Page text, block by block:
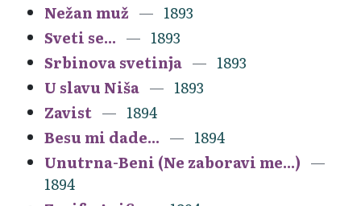
Nežan muž
1893
Sveti se...
1893
Srbinova svetinja
1893
U slavu Niša
1893
Zavist
1894
Besu mi dade...
1894
Unutrna-Beni (Ne zaboravi me...)
1894